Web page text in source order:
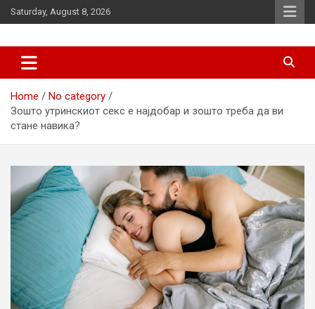
Skip
to
Saturday, August 8, 2026
d7-news.com
Home
No category
Зошто утринскиот секс е најдобар и зошто треба да ви
стане навика?